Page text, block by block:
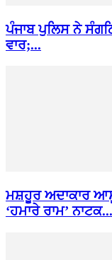
ਪੰਜਾਬ ਪੁਲਿਸ ਨੇ
ਵਾਰ;...
ਮਸ਼ਹੂਰ ਅਦਾਕਾਰ
‘ਹਮਾਰੇ ਰਾਮ’ ਨਾਟਕ...